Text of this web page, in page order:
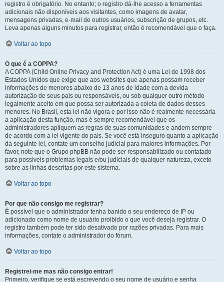
registro é obrigatório. No entanto; o registro dá-lhe acesso a ferramentas
adicionais não disponíveis aos visitantes, como imagens de avatar,
mensagens privadas, e-mail de outros usuários, subscrição de grupos, etc.
Leva apenas alguns minutos para registrar, então é recomendável que o faça.
Voltar ao topo
O que é a COPPA?
A COPPA (Child Online Privacy and Protection Act) é uma Lei de 1998 dos
Estados Unidos que exige que aos websites que apenas possam receber
informações de menores abaixo de 13 anos de idade com a devida
autorização de seus pais ou responsáveis, ou sob qualquer outro método
legalmente aceito em que possa ser autorizada a coleta de dados desses
menores. No Brasil, esta lei não vigora e por isso não é realmente necessária
a aplicação desta função, mas é sempre recomendável que os
administradores apliquem as regras de suas comunidades e andem sempre
de acordo com a lei vigente do país. Se você está inseguro quanto a aplicação
da seguinte lei, contate um conselho judicial para maiores informações. Por
favor, note que o Grupo phpBB não pode ser responsabilizado ou contatado
para possíveis problemas legais e/ou judiciais de qualquer natureza, exceto
sobre as linhas descritas por este sistema.
Voltar ao topo
Por que não consigo me registrar?
É possível que o administrador tenha banido o seu endereço de IP ou
adicionado como nome de usuário proibido o que você deseja registrar. O
registro também pode ter sido desativado por razões privadas. Para mais
informações, contate o administrador do fórum.
Voltar ao topo
Registrei-me mas não consigo entrar!
Primeiro, verifique se está escrevendo o seu nome de usuário e senha